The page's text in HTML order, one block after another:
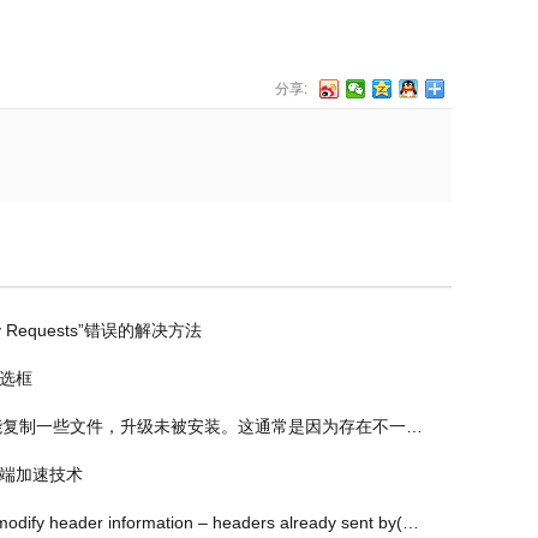
分享:
错误的解决方法
框
升级未被安装。这通常是因为存在不一致的文件权限。”错误的解决办法
加速技术
– headers already sent by(output started at / … wp-config.php 的解决方法